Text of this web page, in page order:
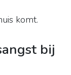
komt.
bij